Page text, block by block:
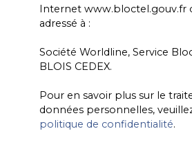
Internet www.bloctel.gouv.fr
adressé à :
Société Worldline, Service
BLOIS CEDEX.
Pour en savoir plus sur le
données personnelles,
politique de confidentialité.